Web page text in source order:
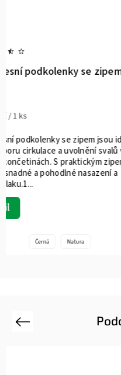
Kompresní
144,50 Kč / 1 ks
Kompresní podkolenky
pro podporu cirkulace a
dolních končetinách. S
nabízejí snadné a
snížení tlaku.1...
Černá
Previous